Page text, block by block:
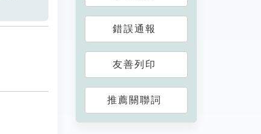
錯誤通報
友善列印
推薦關聯詞